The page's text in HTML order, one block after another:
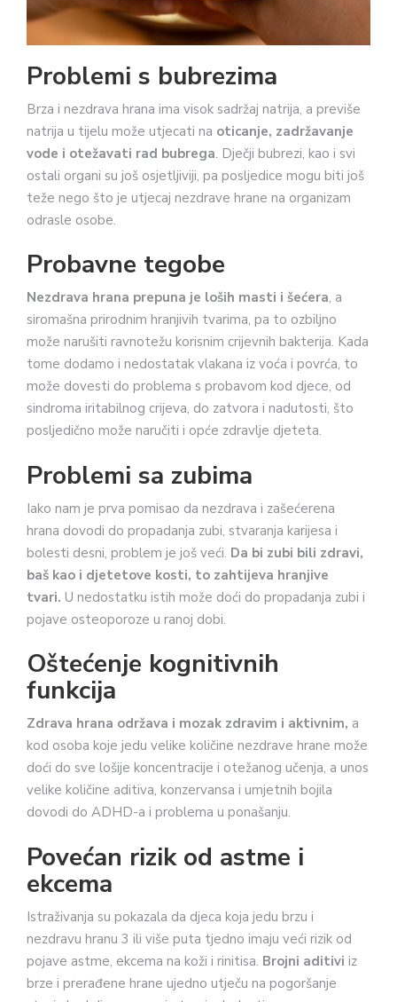
Problemi s bubrezima
Brza i nezdrava hrana ima visok sadržaj natrija, a previše
natrija u tijelu može utjecati na oticanje, zadržavanje
vode i otežavati rad bubrega. Dječji bubrezi, kao i svi
ostali organi su još osjetljiviji, pa posljedice mogu biti još
teže nego što je utjecaj nezdrave hrane na organizam
odrasle osobe.
Probavne tegobe
Nezdrava hrana prepuna je loših masti i šećera, a
siromašna prirodnim hranjivih tvarima, pa to ozbiljno
može narušiti ravnotežu korisnim crijevnih bakterija. Kada
tome dodamo i nedostatak vlakana iz voća i povrća, to
može dovesti do problema s probavom kod djece, od
sindroma iritabilnog crijeva, do zatvora i nadutosti, što
posljedično može naručiti i opće zdravlje djeteta.
Problemi sa zubima
Iako nam je prva pomisao da nezdrava i zašećerena
hrana dovodi do propadanja zubi, stvaranja karijesa i
bolesti desni, problem je još veći. Da bi zubi bili zdravi,
baš kao i djetetove kosti, to zahtijeva hranjive
tvari. U nedostatku istih može doći do propadanja zubi i
pojave osteoporoze u ranoj dobi.
Oštećenje kognitivnih
funkcija
Zdrava hrana održava i mozak zdravim i aktivnim, a
kod osoba koje jedu velike količine nezdrave hrane može
doći do sve lošije koncentracije i otežanog učenja, a unos
velike količine aditiva, konzervansa i umjetnih bojila
dovodi do ADHD-a i problema u ponašanju.
Povećan rizik od astme i
ekcema
Istraživanja su pokazala da djeca koja jedu brzu i
nezdravu hranu 3 ili više puta tjedno imaju veći rizik od
pojave astme, ekcema na koži i rinitisa. Brojni aditivi iz
brze i prerađene hrane ujedno utječu na pogoršanje